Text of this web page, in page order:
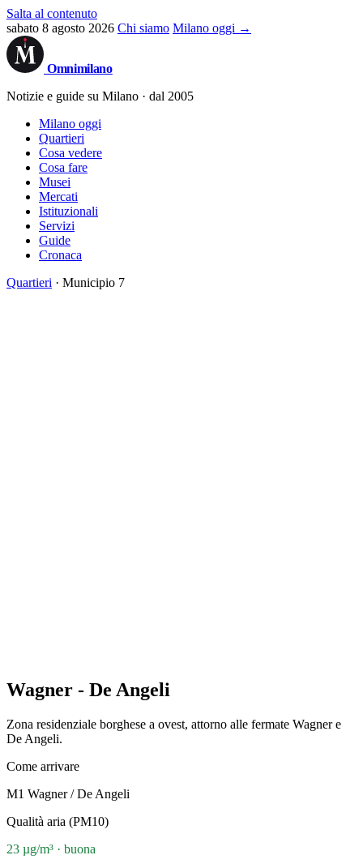
Salta al contenuto
sabato 8 agosto 2026 Chi siamo Milano oggi →
Omnimilano
Notizie e guide su Milano · dal 2005
Milano oggi
Quartieri
Cosa vedere
Cosa fare
Musei
Mercati
Istituzionali
Servizi
Guide
Cronaca
Quartieri · Municipio 7
Wagner - De Angeli
Zona residenziale borghese a ovest, attorno alle fermate Wagner e
De Angeli.
Come arrivare
M1 Wagner / De Angeli
Qualità aria (PM10)
23 µg/m³ · buona